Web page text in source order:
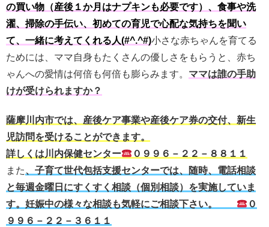
の買い物（産後１か月はナプキンも必要です）、食事や洗
濯、掃除の手伝い、初めての育児で心配な気持ちを聞い
て、一緒に考えてくれる人(#^.^#)小さな赤ちゃんを育てる
ためには、ママ自身もたくさんの優しさをもらうと、赤ち
ゃんへの愛情は何倍も何倍も膨らみます。 ママは誰の手助
けが受けられますか？
薩摩川内市では、産後ケア事業や産後ケア券の交付、新生
児訪問を受けることができます。
詳しくは川内保健センター
０９９６－２２－８８１１
また、子育て世代包括支援センターでは、随時、電話相談
と毎週金曜日にすくすく相談（個別相談）を実施していま
す。妊娠中の様々な相談も気軽にご相談下さい。
０
９９６－２２－３６１１